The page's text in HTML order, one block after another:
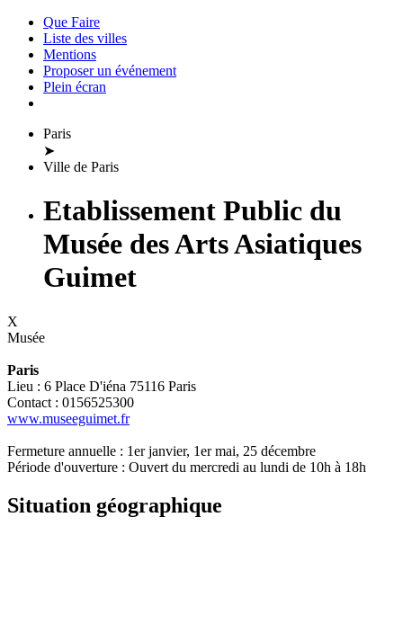
Que Faire
Liste des villes
Mentions
Proposer un événement
Plein écran
Paris
➤
Ville de Paris
Etablissement Public du
Musée des Arts Asiatiques
Guimet
X
Musée
Paris
Lieu : 6 Place D'iéna 75116 Paris
Contact : 0156525300
www.museeguimet.fr
Fermeture annuelle : 1er janvier, 1er mai, 25 décembre
Période d'ouverture : Ouvert du mercredi au lundi de 10h à 18h
Situation géographique